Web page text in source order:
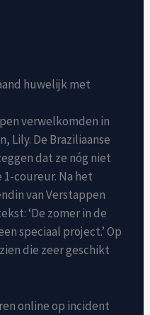
huwelijk met
verwelkomden in
Lily. De Braziliaanse
dat ze nóg niet
coureur. Na het
van Verstappen
‘De zomer in de
speciaal project.’ Op
die zeer geschikt
online op incident